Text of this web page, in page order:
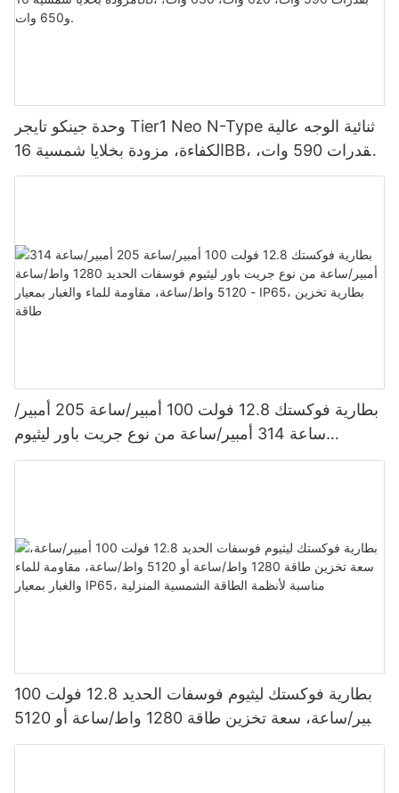
وحدة جينكو تايجر Tier1 Neo N-Type ثنائية الوجه عالية
الكفاءة، مزودة بخلايا شمسية 16BB، بقدرات 590 وات،
620 وات، 630 وات، و650 وات.
بطارية فوكستك 12.8 فولت 100 أمبير/ساعة 205 أمبير/
ساعة 314 أمبير/ساعة من نوع جريت باور ليثيوم
فوسفات الحديد 1280 واط/ساعة - 5120 واط/ساعة،
بطارية فوكستك ليثيوم فوسفات الحديد 12.8 فولت 100
أمبير/ساعة، سعة تخزين طاقة 1280 واط/ساعة أو 5120
واط/ساعة، مقاومة للماء والغبار بمعيار IP65، مناسبة